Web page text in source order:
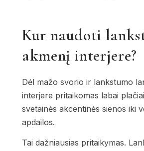
Kur naudoti
akmenį interjere?
Dėl mažo svorio ir lankstumo
interjere pritaikomas labai
svetainės akcentinės sienos iki
apdailos.
Tai dažniausias pritaikymas.